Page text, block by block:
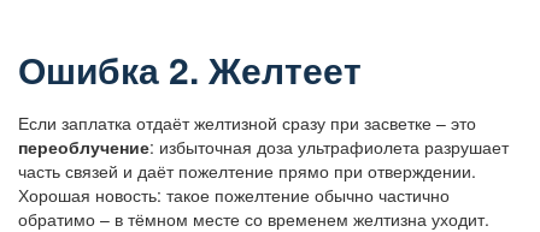
Ошибка 2. Желтеет
Если заплатка отдаёт желтизной сразу при засветке – это
переоблучение: избыточная доза ультрафиолета разрушает
часть связей и даёт пожелтение прямо при отверждении.
Хорошая новость: такое пожелтение обычно частично
обратимо – в тёмном месте со временем желтизна уходит.